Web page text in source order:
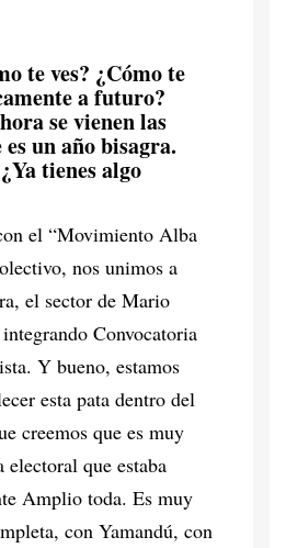
te ves? ¿Cómo te
a futuro?
se vienen las
es un año bisagra.
tienes algo
el “Movimiento Alba
nos unimos a
el sector de Mario
Convocatoria
Y bueno, estamos
esta pata dentro del
creemos que es muy
electoral que estaba
Amplio toda. Es muy
con Yamandú, con